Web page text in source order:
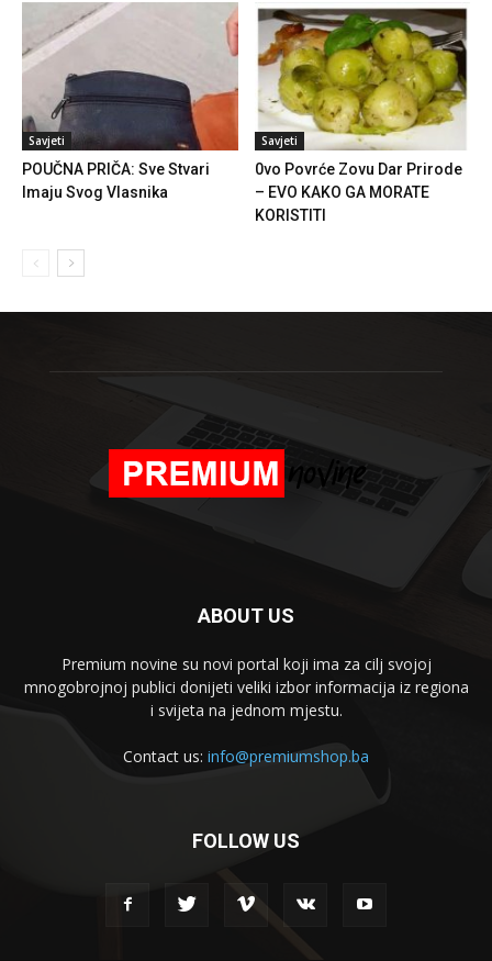
Savjeti
POUČNA PRIČA: Sve Stvari
Imaju Svog Vlasnika
Savjeti
0vo Povrće Zovu Dar Prirode
– EVO KAKO GA MORATE
KORISTITI
ABOUT US
Premium novine su novi portal koji ima za cilj svojoj
mnogobrojnoj publici donijeti veliki izbor informacija iz regiona
i svijeta na jednom mjestu.
Contact us: info@premiumshop.ba
FOLLOW US